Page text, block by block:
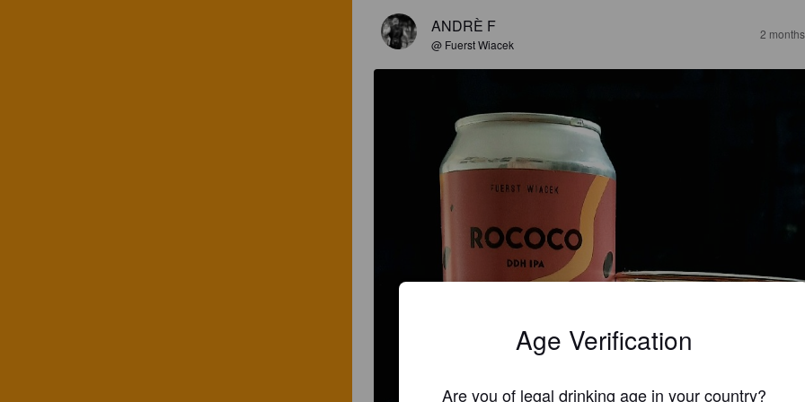
ANDRÈ F
@ Fuerst Wiacek
2
Age Verification
Are you of legal drinking age in your country?